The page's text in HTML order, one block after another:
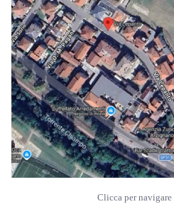
Clicca per navigare